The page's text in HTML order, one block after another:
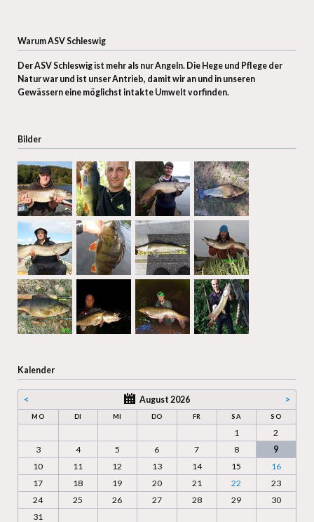
Warum ASV Schleswig
Der ASV Schleswig ist mehr als nur Angeln. Die Hege und Pflege der
Natur war und ist unser Antrieb, damit wir an und in unseren
Gewässern eine möglichst intakte Umwelt vorfinden.
Bilder
Kalender
< August 2026 >
MO DI MI DO FR SA SO
1
2
3
4 5 6 7 8
9
10
11 12 13 14 15
16
17
18 19 20 21 22
23
24
25 26 27 28 29
30
31